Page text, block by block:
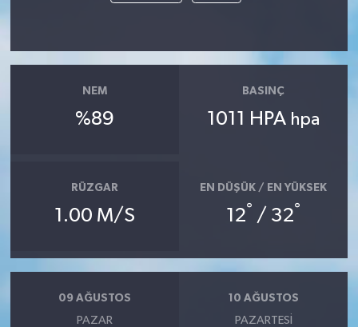
NEM
%89
BASINÇ
1011 HPA hpa
RÜZGAR
1.00 M/S
EN DÜŞÜK / EN YÜKSEK
12° / 32°
09 AĞUSTOS
PAZAR
10 AĞUSTOS
PAZARTESI